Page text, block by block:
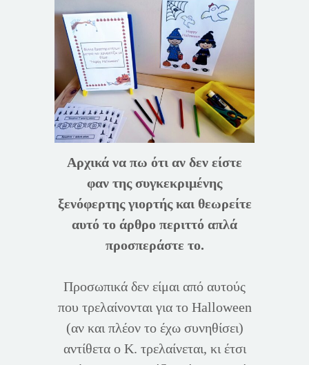
Αρχικά να πω ότι αν δεν είστε
φαν της συγκεκριμένης
ξενόφερτης γιορτής και θεωρείτε
αυτό το άρθρο περιττό απλά
προσπεράστε το.
Προσωπικά δεν είμαι από αυτούς
που τρελαίνονται για το Halloween
(αν και πλέον το έχω συνηθίσει)
αντίθετα ο Κ. τρελαίνεται, κι έτσι